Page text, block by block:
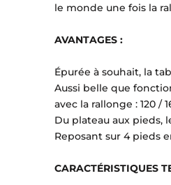
le monde une fois la
AVANTAGES :
Épurée à souhait, la
Aussi belle que
avec la rallonge : 120
Du plateau aux pieds,
Reposant sur 4 pieds
CARACTÉRISTIQUES